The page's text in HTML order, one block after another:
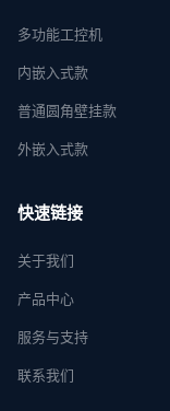
多功能工控机
内嵌入式款
普通圆角壁挂款
外嵌入式款
快速链接
关于我们
产品中心
服务与支持
联系我们